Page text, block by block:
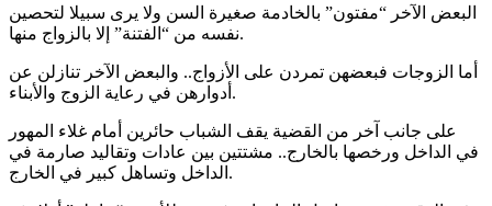
البعض الآخر “مفتون” بالخادمة صغيرة السن ولا يرى سبيلا لتحصين
نفسه من “الفتنة” إلا بالزواج منها.
أما الزوجات فبعضهن تمردن على الأزواج.. والبعض الآخر تنازلن عن
أدوارهن في رعاية الزوج والأبناء.
على جانب آخر من القضية يقف الشباب حائرين أمام غلاء المهور
في الداخل ورخصها بالخارج.. مشتتين بين عادات وتقاليد صارمة في
الداخل وتساهل كبير في الخارج.